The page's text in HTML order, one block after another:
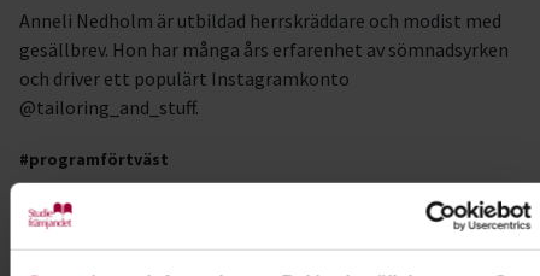
Anneli Nedholm är utbildad herrskräddare och modist med
gesällbrev. Hon har många års erfarenhet av sömnadsyrken
och driver ett populärt Instagramkonto
@tailoring_and_stuff.
#programförtväst
Kursledare
Anneli Karlsson Nedholm